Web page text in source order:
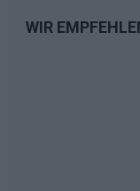
WIR